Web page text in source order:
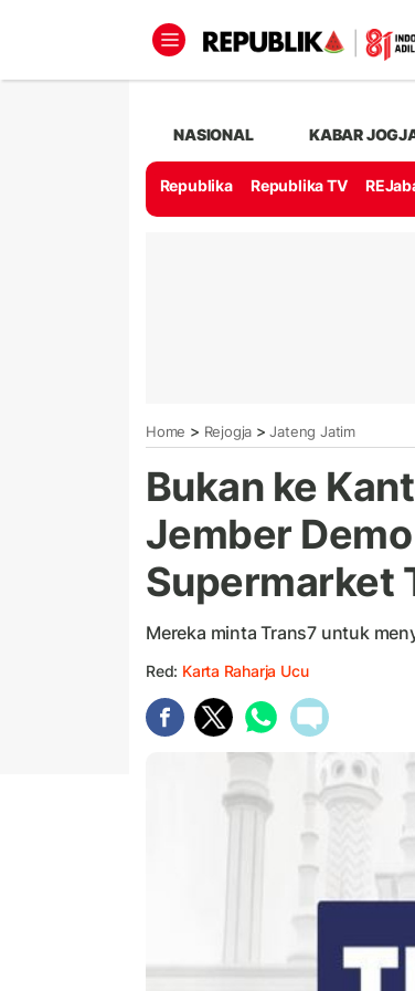
NASIONAL KABAR
Republika Republika TV
Home > Rejogja > Jateng Jatim
Bukan ke
Jember
Supermarket
Mereka minta Trans7 untuk
Red: Karta Raharja Ucu